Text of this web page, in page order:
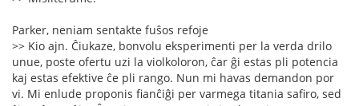
Parker, neniam sentakte fuŝos refoje
>> Kio ajn. Ĉiukaze, bonvolu eksperimenti per la verda drilo
unue, poste ofertu uzi la violkoloron, ĉar ĝi estas pli potencia
kaj estas efektive ĉe pli rango. Nun mi havas demandon por
vi. Mi enlude proponis fianĉiĝi per varmega titania safiro, sed